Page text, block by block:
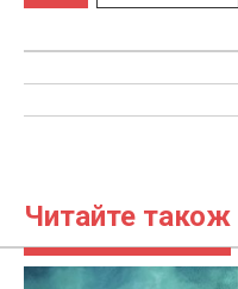
Читайте також